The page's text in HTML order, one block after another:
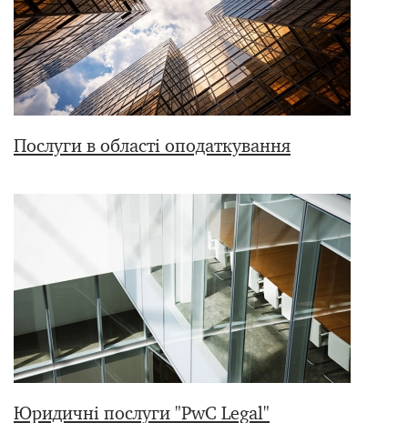
Послуги в області оподаткування
Юридичні послуги "PwC Legal"